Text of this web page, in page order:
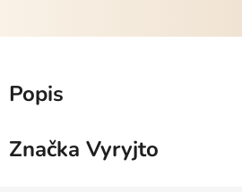
Popis
Značka Vyryjto